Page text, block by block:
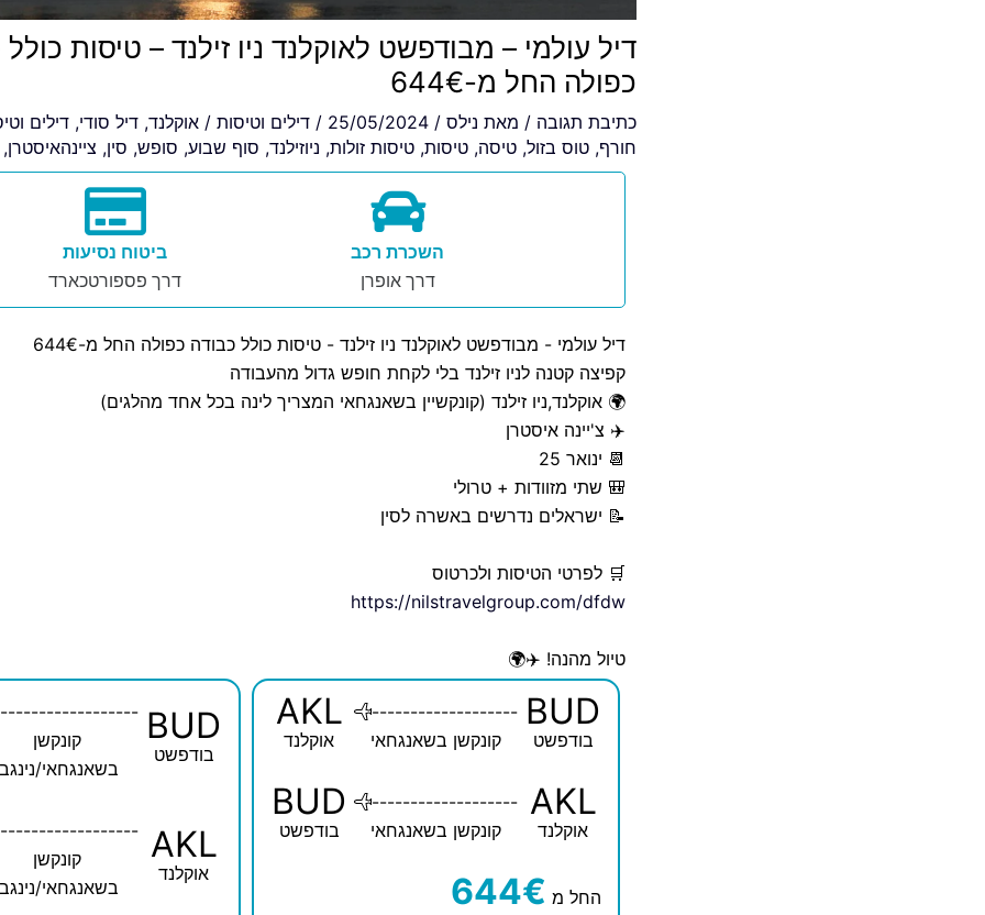
דיל עולמי – מבודפשט לאוקלנד ניו זילנד – טיסות
כפולה החל מ-644€
כתיבת תגובה / מאת נילס /
25/05/2024
/ דילים וטיסות / אוקלנד, דיל סודי, דילים
חורף, טוס בזול, טיסה, טיסות, טיסות זולות, ניוזילנד, סוף שבוע, סופש, סין, ציינהאיסטרן,
השכרת רכב
דרך אופרן
ביטוח נסיעות
דרך פספורטכארד
דיל עולמי - מבודפשט לאוקלנד ניו זילנד - טיסות כולל כבודה כפולה החל מ-644€
קפיצה קטנה לניו זילנד בלי לקחת חופש גדול מהעבודה
🌍 אוקלנד,ניו זילנד (קונקשיין בשאנגחאי המצריך לינה בכל אחד מהלגים)
✈️ צ'יינה איסטרן
📆 ינואר 25
🎒 שתי מזוודות + טרולי
📝 ישראלים נדרשים באשרה לסין
🛒 לפרטי הטיסות ולכרטוס
https://nilstravelgroup.com/dfdw
טיול מהנה! ✈️🌍
BUD
בודפשט
-------------------
קונקשן בשאנגחאי
AKL
אוקלנד
AKL
אוקלנד
-------------------
קונקשן בשאנגחאי
BUD
בודפשט
החל מ 644€
BUD
בודפשט
קונקשן
בשאנגחאי/
AKL
אוקלנד
קונקשן
בשאנגחאי/